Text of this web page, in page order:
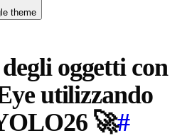
theme
oggetti con
utilizzando
🚀#